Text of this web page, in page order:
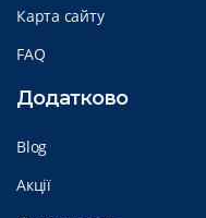
Карта сайту
FAQ
Додатково
Blog
Акції